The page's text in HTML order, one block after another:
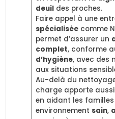
deuildes proches.
Faire appel à une
spécialiséecomme
permet d’assurer un
complet, conforme
d’hygiène, avec des
aux situations
Au-delà du
charge apporte
en aidant les
environnement sain,